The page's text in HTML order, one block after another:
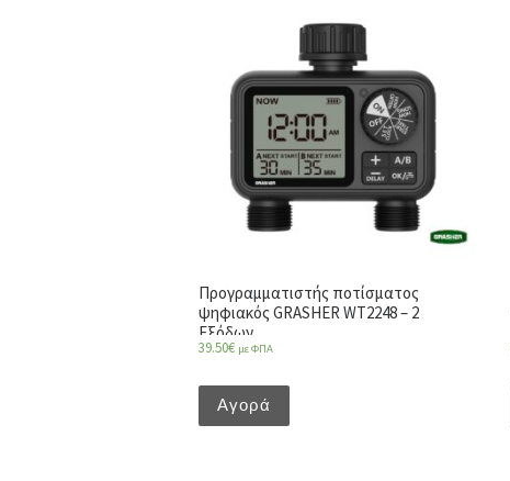
Προγραμματιστής ποτίσματος
ψηφιακός GRASHER WT2248 – 2
Εξόδων
39.50€ με ΦΠΑ
Αγορά